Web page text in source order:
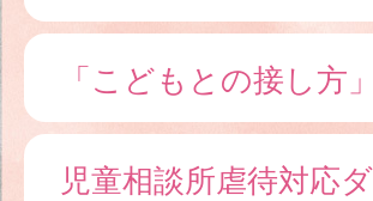
「こどもとの接し方
児童相談所虐待対応